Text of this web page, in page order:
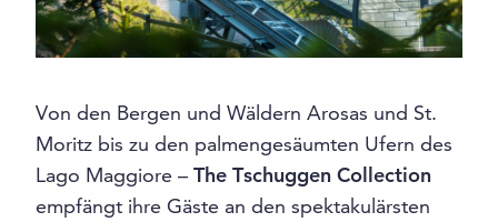
Von den Bergen und Wäldern Arosas und St.
Moritz bis zu den palmengesäumten Ufern des
Lago Maggiore – The Tschuggen Collection
empfängt ihre Gäste an den spektakulärsten